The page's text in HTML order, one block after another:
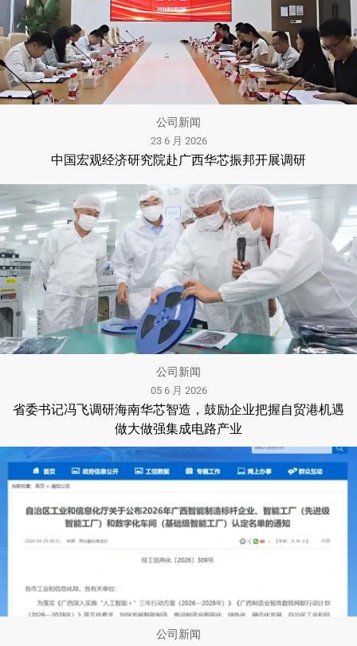
公司新闻
23 6 月 2026
中国宏观经济研究院赴广西华芯振邦开展调研
公司新闻
05 6 月 2026
省委书记冯飞调研海南华芯智造，鼓励企业把握自贸港机遇
做大做强集成电路产业
公司新闻